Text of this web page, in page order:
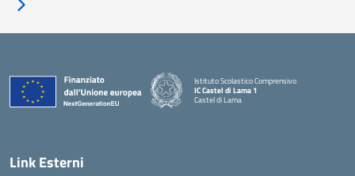
Pagina successiva
Istituto Scolastico Comprensivo
IC Castel di Lama 1
Castel di Lama
Link Esterni